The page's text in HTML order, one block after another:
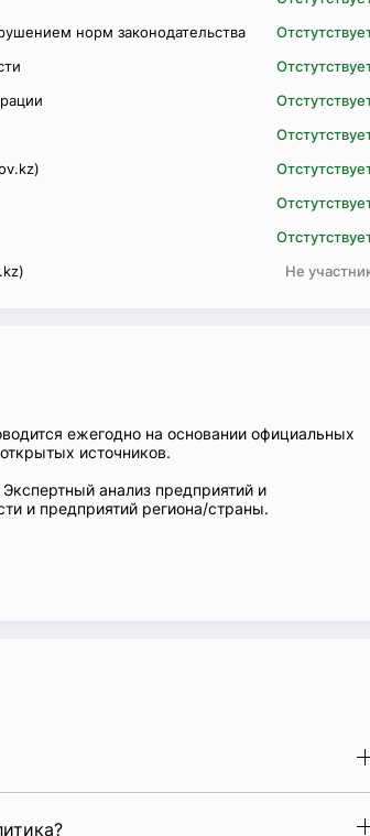
норм законодательства
Не
ежегодно на основании официальных
источников.
анализ предприятий и
и предприятий региона/страны.